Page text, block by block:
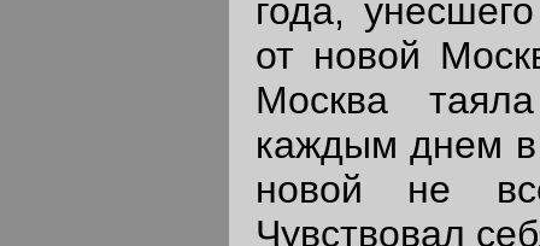
года,
от новой
Москва
каждым днем
новой не
Чувствовал